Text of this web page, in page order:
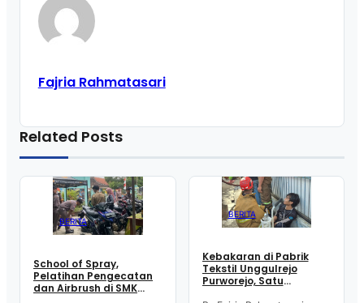
Fajria Rahmatasari
Related Posts
BERITA
School of Spray,
Pelatihan Pengecatan
dan Airbrush di SMK
BERITA
Kebakaran di Pabrik
Tekstil Unggulrejo
Purworejo, Satu